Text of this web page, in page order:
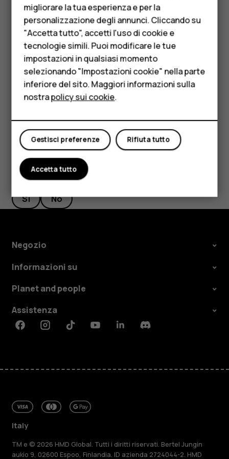
Telefoni per anziani
Accessori
HMD Terra M
Per le imprese
Tablet
Negozio
Il mio account
possibile disattivare la rete dati nelle impostazioni del
telefono. Il metodo di ricerca posizione tramite Wi-Fi è più
accurato quando i segnali satellitari non sono disponibili,
soprattutto quando ci si trova in un interno o tra edifici alti.
Nei luoghi in cui l’uso del Wi-Fi è soggetto a restrizioni, è
possibile disattivare la funzionalità Wi-Fi nelle
impostazioni del telefono.
ToccareImpostazioni>Posizione
Ti è stato d'aiuto?
Sì No
Negozio
Informazioni su
Planet and people
Assistenza
FacebookInstagramTiktokYoutubeLinkedinDiscord
Italy
TM e © 2026 HMD Global. Tutti i diritti riservati. Bertel Jungin
aukio 9, 02600 Espoo, Finlandia. ID azienda 2724044-2. HMD
migliorare la tua esperienza e per la
personalizzazione degli annunci. Cliccando su
"Accetta tutto", accetti l'uso di cookie e
tecnologie simili. Puoi modificare le tue
impostazioni in qualsiasi momento
selezionando "Impostazioni cookie" nella parte
inferiore del sito. Maggiori informazioni sulla
nostrapolicy sui cookie.
Rifiuta tutto
Gestisci preferenze
Accetta tutto